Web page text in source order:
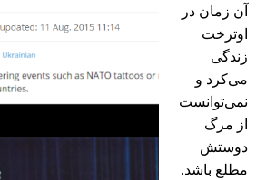
آن زمان در
اوترخت
زندگی
می‌کرد و
نمی‌توانست
از مرگ
دوستش
مطلع باشد.